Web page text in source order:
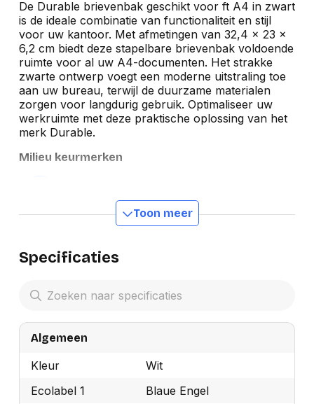
De Durable brievenbak geschikt voor ft A4 in zwart
is de ideale combinatie van functionaliteit en stijl
voor uw kantoor. Met afmetingen van 32,4 x 23 x
6,2 cm biedt deze stapelbare brievenbak voldoende
ruimte voor al uw A4-documenten. Het strakke
zwarte ontwerp voegt een moderne uitstraling toe
aan uw bureau, terwijl de duurzame materialen
zorgen voor langdurig gebruik. Optimaliseer uw
werkruimte met deze praktische oplossing van het
merk Durable.
Milieu keurmerken
Toon meer
Specificaties
Algemeen
Kleur
Wit
Ecolabel 1
Blaue Engel